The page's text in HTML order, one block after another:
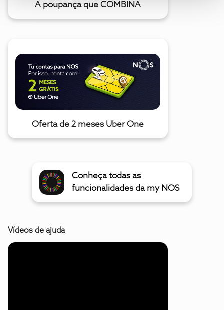
A poupança que COMBINA
Oferta de 2 meses Uber One
Conheça todas as
funcionalidades da my NOS
Vídeos de ajuda